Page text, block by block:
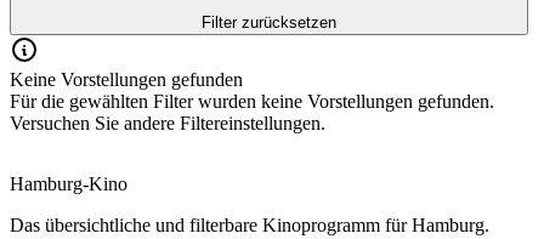
Filter zurücksetzen
Keine Vorstellungen gefunden
Für die gewählten Filter wurden keine Vorstellungen gefunden.
Versuchen Sie andere Filtereinstellungen.
Hamburg-Kino
Das übersichtliche und filterbare Kinoprogramm für Hamburg.